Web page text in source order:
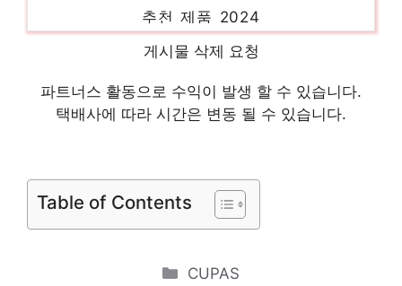
식스앤드
당신의 생활을 바꿔줄 기회 인기 상품 추천
제품 2024
랩원피스
2024
유라타임
품 2024
게시물 삭제 요청
파트너스 활동으로 수익이 발생 할 수 있습니다.
택배사에 따라 시간은 변동 될 수 있습니다.
Table of Contents
Categories
CUPAS